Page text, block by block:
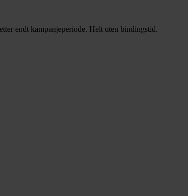
endt kampanjeperiode. Helt uten bindingstid.